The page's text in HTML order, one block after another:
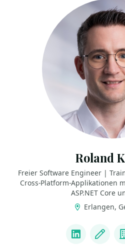
Roland
Freier Software Engineer |
Cross-Platform-Applikationen
ASP.NET Core
Erlangen,
LinkedInBlog